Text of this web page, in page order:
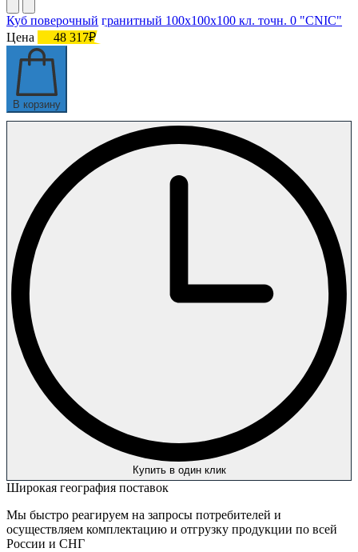
Куб поверочный гранитный 100х100х100 кл. точн. 0 "CNIC"
Цена
48 317₽
В корзину
Купить в один клик
Широкая география поставок
Мы быстро реагируем на запросы потребителей и
осуществляем комплектацию и отгрузку продукции по всей
России и СНГ